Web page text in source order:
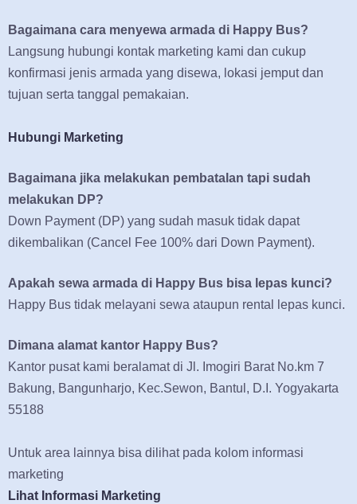
Bagaimana cara menyewa armada di Happy Bus?
Langsung hubungi kontak marketing kami dan cukup
konfirmasi jenis armada yang disewa, lokasi jemput dan
tujuan serta tanggal pemakaian.
Hubungi Marketing
Bagaimana jika melakukan pembatalan tapi sudah
melakukan DP?
Down Payment (DP) yang sudah masuk tidak dapat
dikembalikan (Cancel Fee 100% dari Down Payment).
Apakah sewa armada di Happy Bus bisa lepas kunci?
Happy Bus tidak melayani sewa ataupun rental lepas kunci.
Dimana alamat kantor Happy Bus?
Kantor pusat kami beralamat di Jl. Imogiri Barat No.km 7
Bakung, Bangunharjo, Kec.Sewon, Bantul, D.I. Yogyakarta
55188
Untuk area lainnya bisa dilihat pada kolom informasi
marketing
Lihat Informasi Marketing